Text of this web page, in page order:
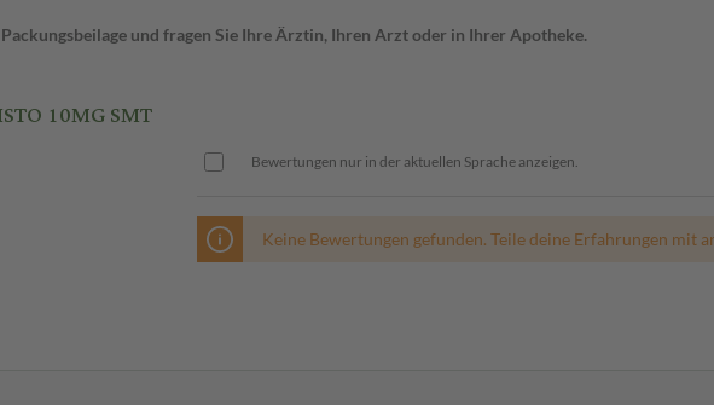
und fragen Sie Ihre Ärztin, Ihren Arzt oder in Ihrer Apotheke.
10MG SMT
Bewertungen nur in der aktuellen Sprache anzeigen.
Keine Bewertungen gefunden. Teile deine Erfahrungen mit